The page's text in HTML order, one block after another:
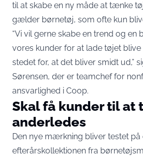
til at skabe en ny måde at tænke
gælder børnetøj, som ofte kun
“Vi vil gerne skabe en trend og en
vores kunder for at lade tøjet
stedet for, at det bliver smidt ud,”
Sørensen, der er teamchef for
ansvarlighed i Coop.
Skal få kunder til at
anderledes
Den nye mærkning bliver testet på
efterårskollektionen fra